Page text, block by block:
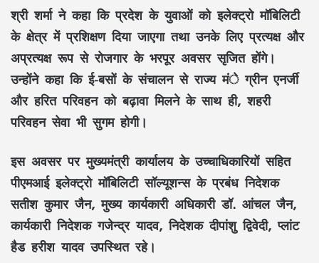
श्री शर्मा ने कहा कि प्रदेश के युवाओं को इलेक्ट्रो मॉबिलिटी
के क्षेत्र में प्रशिक्षण दिया जाएगा तथा उनके लिए प्रत्यक्ष और
अप्रत्यक्ष रूप से रोजगार के भरपूर अवसर सृजित होंगे।
उन्होंने कहा कि ई-बसों के संचालन से राज्य मंे ग्रीन एनर्जी
और हरित परिवहन को बढ़ावा मिलने के साथ ही, शहरी
परिवहन सेवा भी सुगम होगी।
इस अवसर पर मुख्यमंत्री कार्यालय के उच्चाधिकारियों सहित
पीएमआई इलेक्ट्रो मॉबिलिटी सॉल्यूशन्स के प्रबंध निदेशक
सतीश कुमार जैन, मुख्य कार्यकारी अधिकारी डॉ. आंचल जैन,
कार्यकारी निदेशक गजेन्द्र यादव, निदेशक दीपांशु द्विवेदी, प्लांट
हैड हरीश यादव उपस्थित रहे।